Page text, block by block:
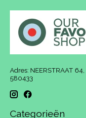
Adres: NEERSTRAAT
580433
Categorieën